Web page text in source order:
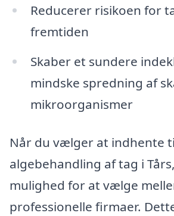
Reducerer risikoen for
fremtiden
Skaber et sundere
mindske spredning af
mikroorganismer
Når du vælger at indhente
algebehandling af tag i
mulighed for at vælge
professionelle firmaer.